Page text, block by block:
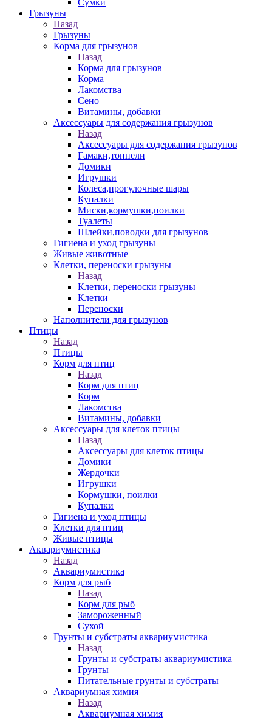
Сумки
Грызуны
Назад
Грызуны
Корма для грызунов
Назад
Корма для грызунов
Корма
Лакомства
Сено
Витамины, добавки
Аксессуары для содержания грызунов
Назад
Аксессуары для содержания грызунов
Гамаки,тоннели
Домики
Игрушки
Колеса,прогулочные шары
Купалки
Миски,кормушки,поилки
Туалеты
Шлейки,поводки для грызунов
Гигиена и уход грызуны
Живые животные
Клетки, переноски грызуны
Назад
Клетки, переноски грызуны
Клетки
Переноски
Наполнители для грызунов
Птицы
Назад
Птицы
Корм для птиц
Назад
Корм для птиц
Корм
Лакомства
Витамины, добавки
Аксессуары для клеток птицы
Назад
Аксессуары для клеток птицы
Домики
Жердочки
Игрушки
Кормушки, поилки
Купалки
Гигиена и уход птицы
Клетки для птиц
Живые птицы
Аквариумистика
Назад
Аквариумистика
Корм для рыб
Назад
Корм для рыб
Замороженный
Сухой
Грунты и субстраты аквариумистика
Назад
Грунты и субстраты аквариумистика
Грунты
Питательные грунты и субстраты
Аквариумная химия
Назад
Аквариумная химия